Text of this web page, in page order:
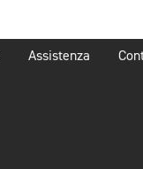
Assistenza